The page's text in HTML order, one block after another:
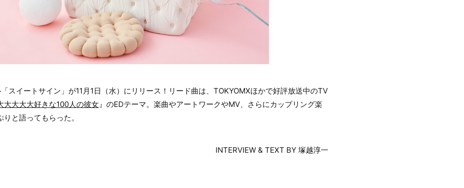
スイートサイン」が11月1日（水）にリリース！リード曲は、TOKYOMXほかで好評放送中のTV
大大大大好きな100人の彼女』のEDテーマ。楽曲やアートワークやMV、さらにカップリング楽
と語ってもらった。
INTERVIEW & TEXT BY 塚越淳一